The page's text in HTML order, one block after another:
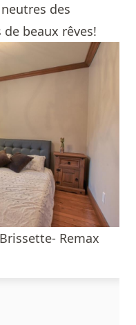
des
de beaux rêves!
Remax